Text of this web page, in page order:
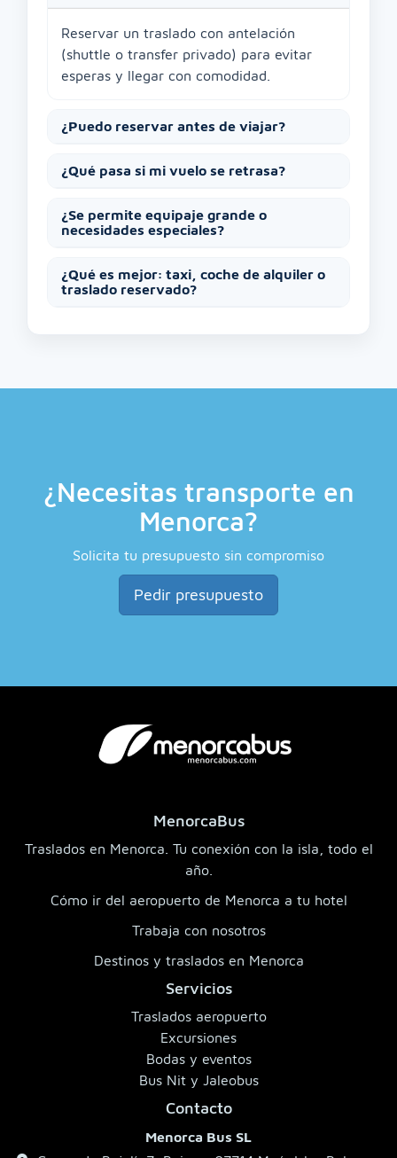
Reservar un traslado con antelación
(shuttle o transfer privado) para evitar
esperas y llegar con comodidad.
¿Puedo reservar antes de viajar?
¿Qué pasa si mi vuelo se retrasa?
¿Se permite equipaje grande o
necesidades especiales?
¿Qué es mejor: taxi, coche de alquiler o
traslado reservado?
¿Necesitas transporte en
Menorca?
Solicita tu presupuesto sin compromiso
Pedir presupuesto
MenorcaBus
Traslados en Menorca. Tu conexión con la isla, todo el
año.
Cómo ir del aeropuerto de Menorca a tu hotel
Trabaja con nosotros
Destinos y traslados en Menorca
Servicios
Traslados aeropuerto
Excursiones
Bodas y eventos
Bus Nit y Jaleobus
Contacto
Menorca Bus SL